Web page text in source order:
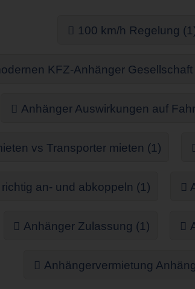
100 km/h Regelung
KFZ-Anhänger Gesellschaft
Anhänger Auswirkungen auf
vs Transporter mieten (1)
an- und abkoppeln (1)
Anhänger Zulassung (1)
Anhängervermietung